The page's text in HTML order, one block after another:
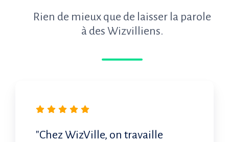
Rien de mieux que de laisser la parole
à des Wizvilliens.
"Chez WizVille, on travaille